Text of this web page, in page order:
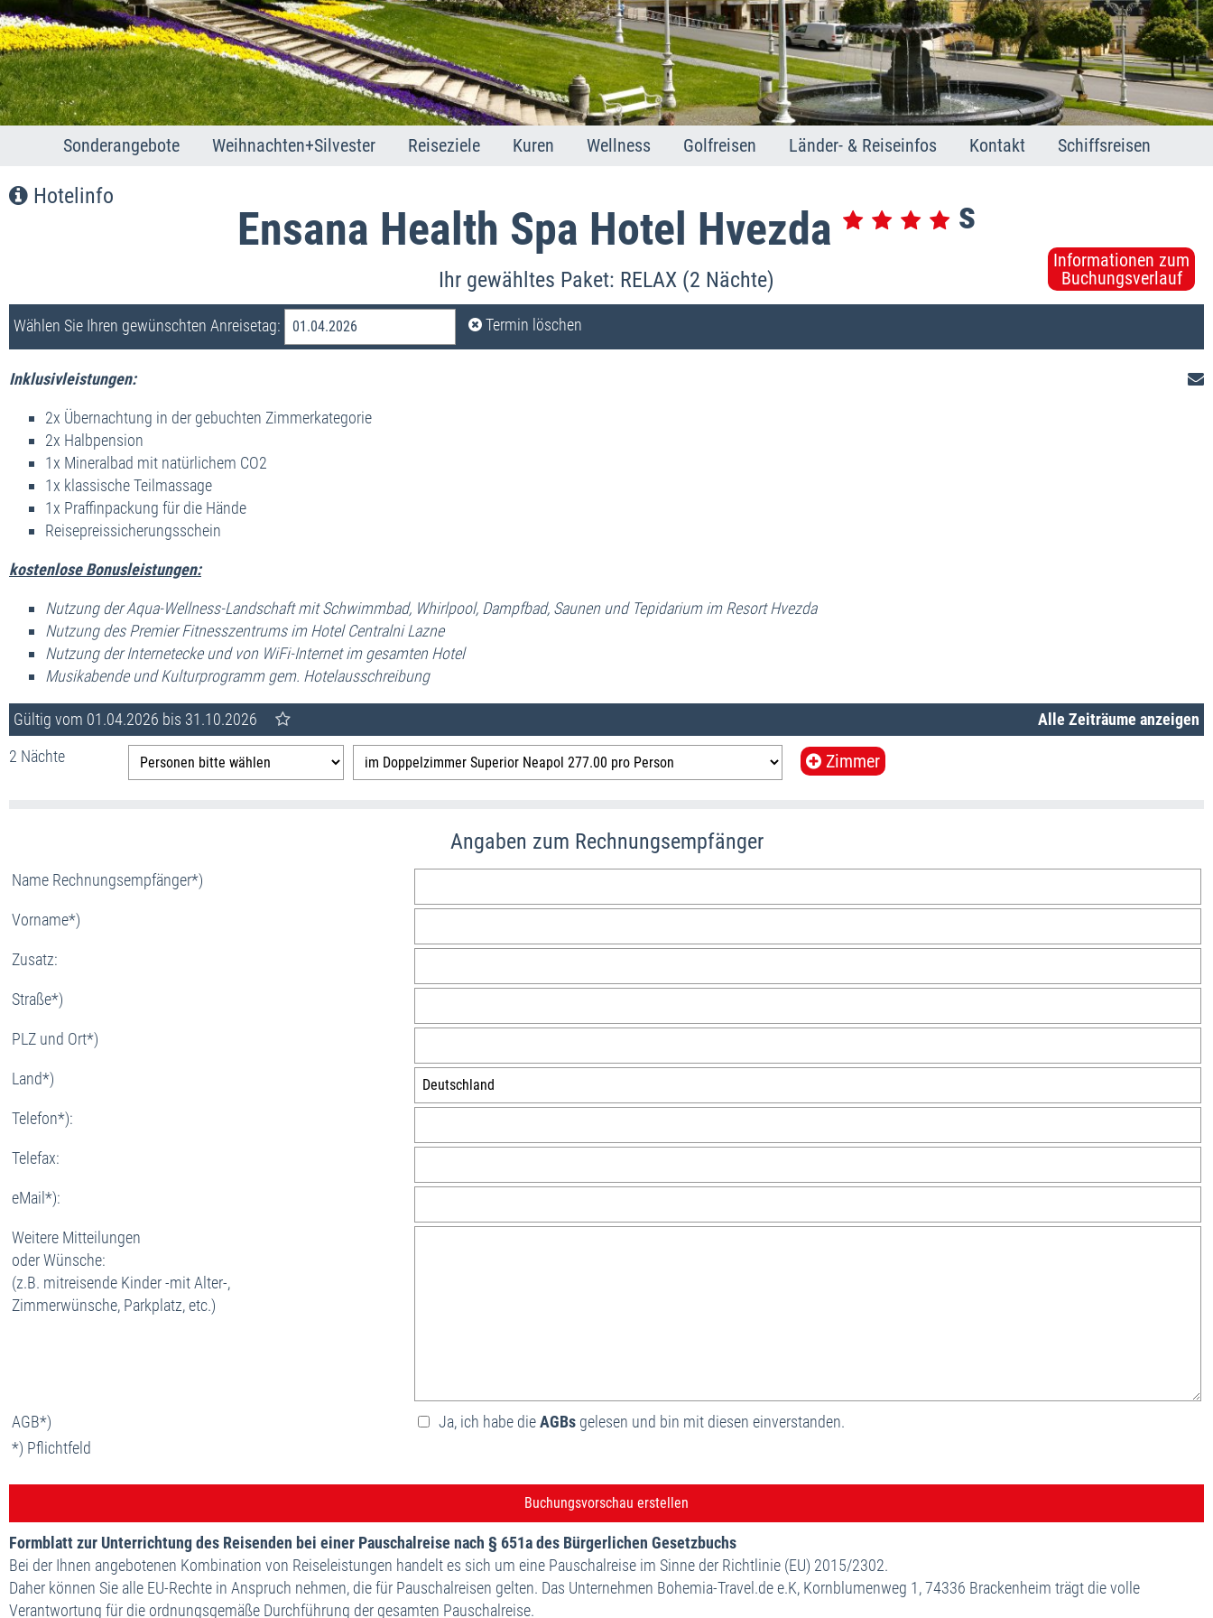
Sonderangebote
Joachimsthal
Weihnachten+Silvester
Silvester
Reiseziele
Karlsbad
Franzensbad
Kuren
Karlsbad
Franzensbad
Joachimsthal
Wellness
Karlsbad
Franzensbad
Golfreisen
Golfplätze
Länder- & Reiseinfos
Karlsbad
Franzensbad
Kontakt Schiffsreisen
Hotelinfo
Ensana Health Spa Hotel Hvezda s
Informationen zum
Buchungsverlauf
Ihr gewähltes Paket: RELAX (2 Nächte)
Wählen Sie Ihren gewünschten Anreisetag: 01.04.2026 Termin löschen
Inklusivleistungen:
2x Übernachtung in der gebuchten Zimmerkategorie
2x Halbpension
1x Mineralbad mit natürlichem CO2
1x klassische Teilmassage
1x Praffinpackung für die Hände
Reisepreissicherungsschein
kostenlose Bonusleistungen:
Nutzung der Aqua-Wellness-Landschaft mit Schwimmbad, Whirlpool, Dampfbad, Saunen und Tepidariumim Resort Hvezda
Nutzung des Premier Fitnesszentrums im Hotel Centralni Lazne
Nutzung der Internetecke und von WiFi-Internet im gesamten Hotel
Musikabende und Kulturprogramm gem. Hotelausschreibung
Gültig vom 01.04.2026 bis 31.10.2026
Alle Zeiträume anzeigen
2 Nächte
Zimmer
Name Rechnungsempfänger*)
Vorname*)
Zusatz:
Straße*)
PLZ und Ort*)
Land*)
Telefon*):
Telefax:
eMail*):
Weitere Mitteilungen
oder Wünsche:
(z.B. mitreisende Kinder -mit Alter-,
Zimmerwünsche, Parkplatz, etc.)
AGB*) Ja, ich habe dieAGBs gelesen und bin mit diesen einverstanden.
*) Pflichtfeld
Formblatt zur Unterrichtung des Reisenden bei einer Pauschalreise nach § 651a des Bürgerlichen Gesetzbuchs
Bei der Ihnen angebotenen Kombination von Reiseleistungen handelt es sich um eine Pauschalreise im Sinne der Richtlinie (EU) 2015/2302.
Daher können Sie alle EU-Rechte in Anspruch nehmen, die für Pauschalreisen gelten. Das Unternehmen Bohemia-Travel.de e.K, Kornblumenweg 1, 74336 Brackenheim trägt die volle
Verantwortung für die ordnungsgemäße Durchführung der gesamten Pauschalreise.